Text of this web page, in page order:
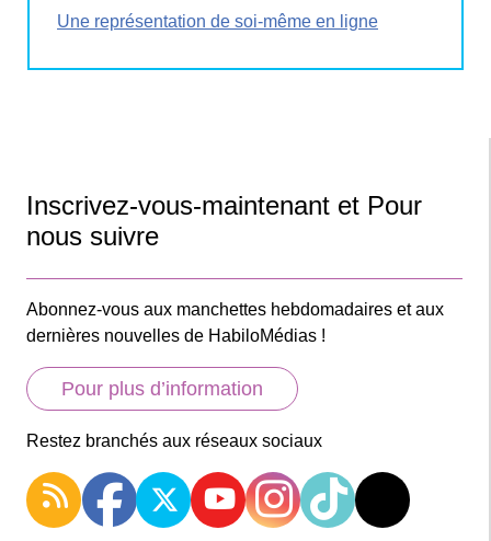
Une représentation de soi-même en ligne
Inscrivez-vous-maintenant et Pour
nous suivre
Abonnez-vous aux manchettes hebdomadaires et aux
dernières nouvelles de HabiloMédias !
Pour plus d’information
Restez branchés aux réseaux sociaux